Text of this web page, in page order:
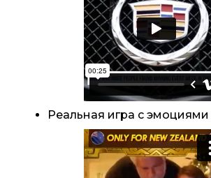
Реальная игра с эмоциями